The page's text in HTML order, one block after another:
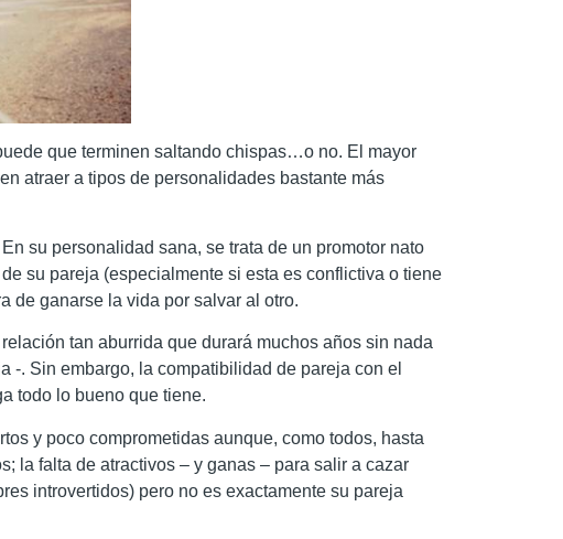
que terminen saltando chispas…o no. El mayor
atraer a tipos de personalidades bastante más
su personalidad sana, se trata de un promotor nato
su pareja (especialmente si esta es conflictiva o tiene
de ganarse la vida por salvar al otro.
tan aburrida que durará muchos años sin nada
-. Sin embargo, la compatibilidad de pareja con el
todo lo bueno que tiene.
y poco comprometidas aunque, como todos, hasta
la falta de atractivos – y ganas – para salir a cazar
introvertidos) pero no es exactamente su pareja